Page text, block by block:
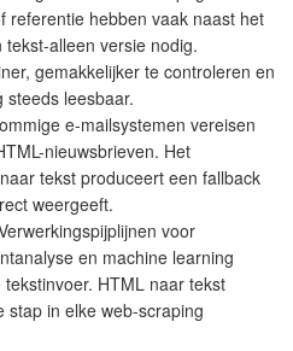
referentie hebben vaak naast het
alleen versie nodig.
gemakkelijker te controleren en
steeds leesbaar.
e-mailsystemen vereisen
nieuwsbrieven. Het
tekst produceert een fallback
weergeeft.
voor
en machine learning
HTML naar tekst
stap in elke web-scraping